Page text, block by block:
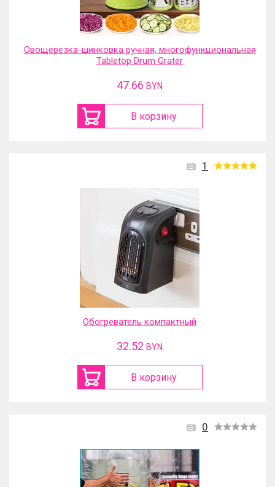
Овощерезка-шинковка ручная, многофункциональная
Tabletop Drum Grater
47.66 BYN
В корзину
1
Обогреватель компактный
32.52 BYN
В корзину
0